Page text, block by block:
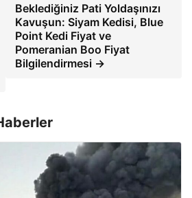
Beklediğiniz Pati Yoldaşınızı
Kavuşun: Siyam Kedisi, Blue
Point Kedi Fiyat ve
Pomeranian Boo Fiyat
Bilgilendirmesi →